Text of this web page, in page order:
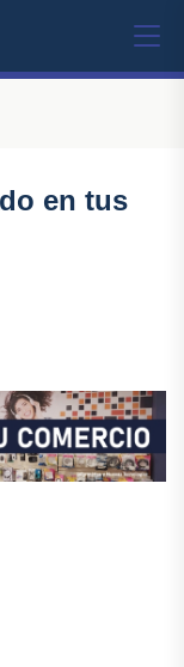
en tus